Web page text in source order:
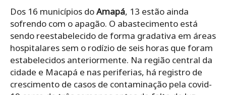
Dos 16 municípios doAmapá, 13 estão ainda
sofrendo com o apagão. O abastecimento está
sendo reestabelecido de forma gradativa em áreas
hospitalares sem o rodízio de seis horas que foram
estabelecidos anteriormente. Na região central da
cidade e Macapá e nas periferias, há registro de
crescimento de casos de contaminação pela covid-